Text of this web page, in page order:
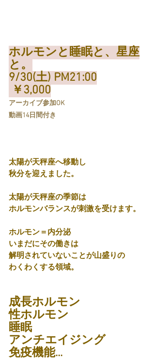
ホルモンと睡眠と、星座
と。
9/30(土) PM21:00
￥3,000
アーカイブ参加OK
動画14日間付き
太陽が天秤座へ移動し
秋分を迎えました。
太陽が天秤座の季節は
ホルモンバランスが刺激を受けます。
ホルモン＝内分泌
いまだにその働きは
解明されていないことが山盛りの
わくわくする領域。
成長ホルモン
性ホルモン
睡眠
アンチエイジング
免疫機能...